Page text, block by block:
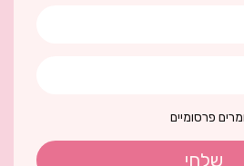
פרסומיים
שלחי